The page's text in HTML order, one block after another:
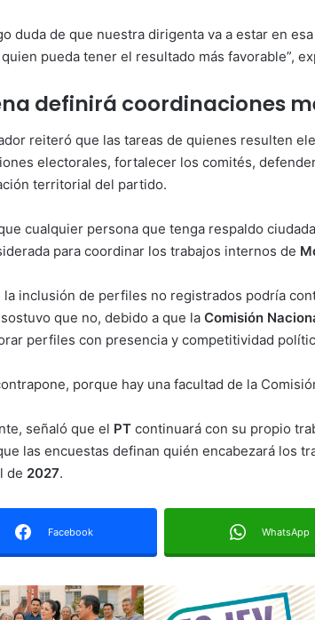
duda de que nuestra dirigenta va a estar en
pueda tener el resultado más favorable”,
definirá coordinaciones
reiteró que las tareas de quienes resulten
electorales, fortalecer los comités,
territorial del partido.
cualquier persona que tenga respaldo
para coordinar los trabajos internos de
la inclusión de perfiles no registrados podría
que no, debido a que la Comisión
perfiles con presencia y competitividad
porque hay una facultad de la
señaló que el PT continuará con su propio
las encuestas definan quién encabezará los
de 2027.
Facebook WhatsApp